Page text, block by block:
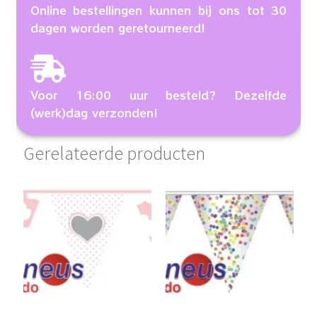
Online bestellingen kunnen bij ons tot 30
dagen worden geretourneerd!
Voor 16:00 uur besteld? Dezelfde
(werk)dag verzonden!
Gerelateerde producten